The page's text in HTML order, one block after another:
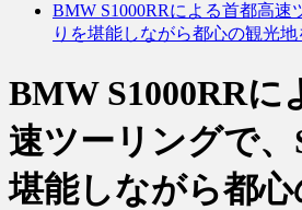
BMW S1000RRによる首都高速
りを堪能しながら都心の観光地
BMW S1000RRに
速ツーリングで、
堪能しながら都